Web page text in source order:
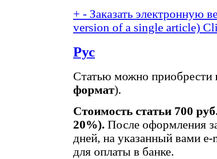
+ - Заказать электронную
version of a single article)
Рус
Статью можно приобрести
формат).
Стоимость статьи 700
20%). После оформления
дней, на указанный вами
для оплаты в банке.